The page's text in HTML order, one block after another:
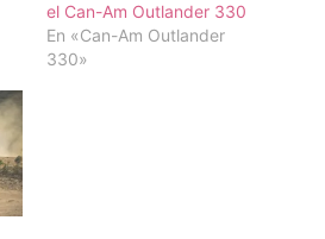
el Can-Am Outlander 330
En «Can-Am Outlander
330»